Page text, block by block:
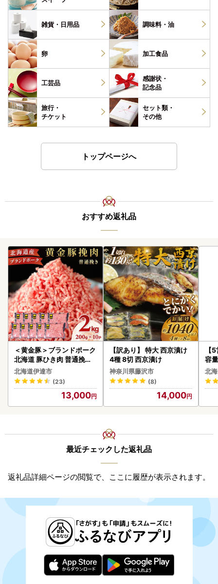
雑貨・ 日用品 調味料・ 油
卵 加工食品
工芸品
感謝状・
記念品
旅行・
チケット
セット類・
その他
トップページへ
おすすめ返礼品
＜黄金豚＞ブランドポーク
北海道 豚ひき肉 普通挽き
200g 10パック 計2kg
北海道伊達市
(23)
13,000
【訳あり】 特大 西京漬け
4種 8切 西京漬け
神奈川県藤沢市
(8)
14,000
【
容
あ
ー
058
北
最近チェックした返礼品
返礼品詳細ページの閲覧で、ここに履歴が表示されます。